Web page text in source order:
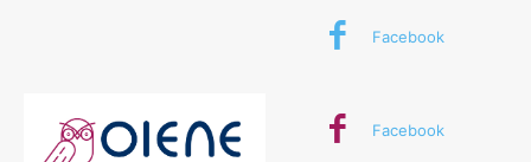
Facebook
Facebook